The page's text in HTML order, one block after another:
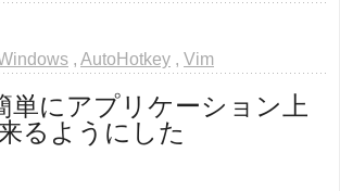
, AutoHotkey , Vim
単にアプリケーション上
るようにした